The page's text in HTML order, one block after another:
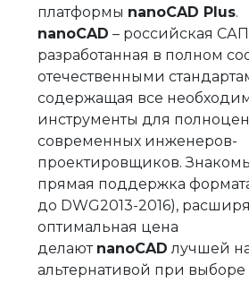
платформы nanoCAD Plus.
nanoCAD – российская
разработанная в полном
отечественными
содержащая все
инструменты для
современных инженеров-
проектировщиков.
прямая поддержка
до DWG2013-2016),
оптимальная цена
делают nanoCAD лучшей
альтернативой при